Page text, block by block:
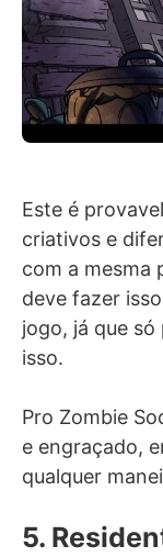
Este é
criativos e
com a mesma
deve fazer
jogo, já que
isso.
Pro Zombie
e engraçado,
qualquer
5.